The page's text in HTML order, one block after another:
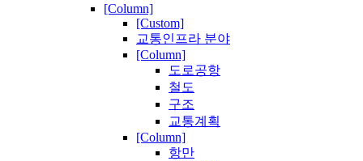
[Column]
[Custom]
교통인프라 분야
[Column]
도로공항
철도
구조
교통계획
[Column]
항만